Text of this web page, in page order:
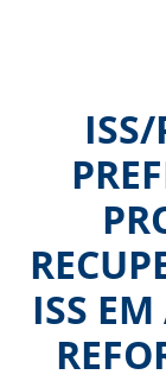
ISS/
ISS